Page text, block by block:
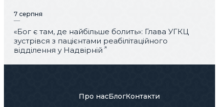
7 серпня
«Бог є там, де найбільше болить»: Глава УГКЦ
зустрівся з пацієнтами реабілітаційного
відділення у Надвірній
Про насБлогКонтакти